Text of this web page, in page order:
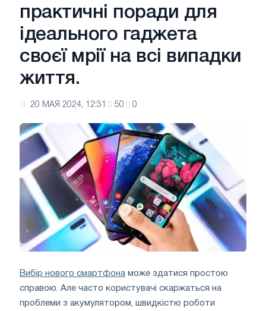
практичні поради для
ідеального гаджета
своєї мрії на всі випадки
життя.
20 МАЯ 2024, 12:31 50 0
Вибір нового смартфона може здатися простою
справою. Але часто користувачі скаржаться на
проблеми з акумулятором, швидкістю роботи